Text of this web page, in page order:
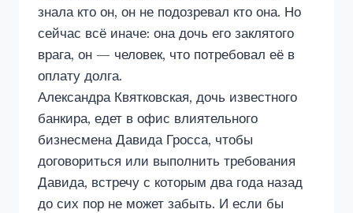
знала кто он, он не подозревал кто она. Но
сейчас всё иначе: она дочь его заклятого
врага, он — человек, что потребовал её в
оплату долга.
Александра Квятковская, дочь известного
банкира, едет в офис влиятельного
бизнесмена Давида Гросса, чтобы
договориться или выполнить требования
Давида, встречу с которым два года назад
до сих пор не может забыть. И если бы